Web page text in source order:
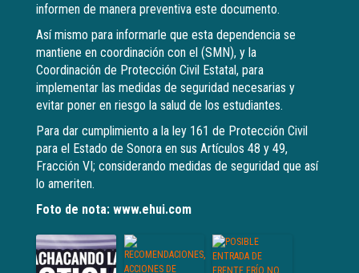
informen de manera preventiva este documento.
Así mismo para informarle que esta dependencia se
mantiene en coordinación con el (SMN), y la
Coordinación de Protección Civil Estatal, para
implementar las medidas de seguridad necesarias y
evitar poner en riesgo la salud de los estudiantes.
Para dar cumplimiento a la ley 161 de Protección Civil
para el Estado de Sonora en sus Artículos 48 y 49,
Fracción VI; considerando medidas de seguridad que así
lo ameriten.
Foto de nota: www.ehui.com